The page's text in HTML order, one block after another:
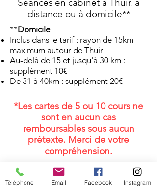
Séances en cabinet à Thuir, à
distance ou à domicile**
**Domicile
Inclus dans le tarif : rayon de 15km
maximum autour de Thuir
Au-delà de 15 et jusqu'à 30 km :
supplément 10€
De 31 à 40km : supplément 20€
*Les cartes de 5 ou 10 cours ne
sont en aucun cas
remboursables sous aucun
prétexte. Merci de votre
compréhension.
Téléphone Email Facebook Instagram